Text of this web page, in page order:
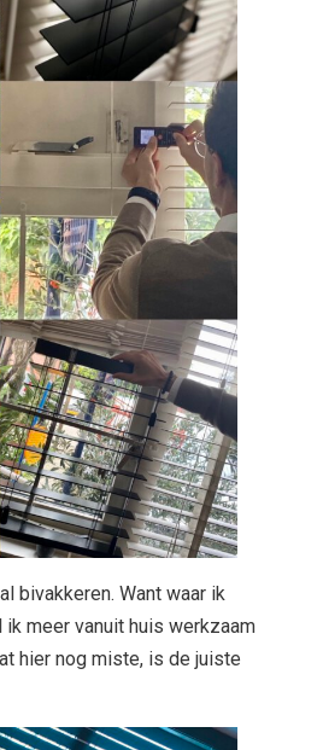
bivakkeren. Want waar ik
meer vanuit huis werkzaam
hier nog miste, is de juiste